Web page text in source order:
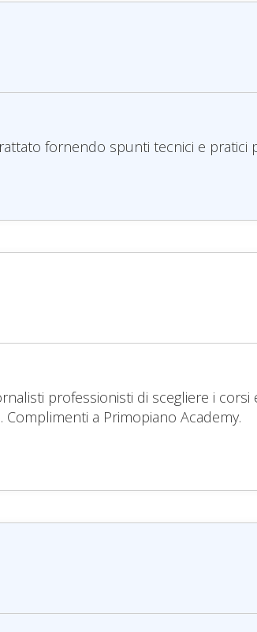
fornendo spunti tecnici e pratici
professionisti di scegliere i
a Primopiano Academy.